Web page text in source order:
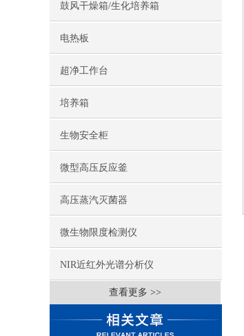
鼓风干燥箱/生化培养箱
电热板
超净工作台
培养箱
生物安全柜
微型高压反应釜
高压蒸汽灭菌器
微生物限度检测仪
NIR近红外光谱分析仪
查看更多 >>